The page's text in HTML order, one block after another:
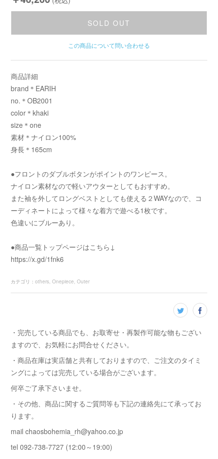
SOLD OUT
この商品について問い合わせる
商品詳細
brand＊EARIH
no.＊OB2001
color＊khaki
size＊one
素材＊ナイロン100%
身長＊165cm
●フロントのダブルボタンがポイントのワンピース。
ナイロン素材なので軽いアウターとしてもおすすめ。
また袖を外してロングベストとしても使える２WAYなので、コ
ーディネートによって様々な着方で遊べる1枚です。
色違いにブルーあり。
●商品一覧トップページはこちら↓
https://x.gd/1fnk6
カテゴリ ：others Onepiece Outer
・完売している商品でも、お取寄せ・再製作可能な物もござい
ますので、お気軽にお問合せください。
・商品在庫は実店舗と共有しておりますので、ご注文のタイミ
ングによっては完売している場合がございます。
何卒ご了承下さいませ。
・その他、商品に関するご質問等も下記の連絡先にて承ってお
ります。
mail chaosbohemia_rh@yahoo.co.jp
tel 092-738-7727 (12:00～19:00)